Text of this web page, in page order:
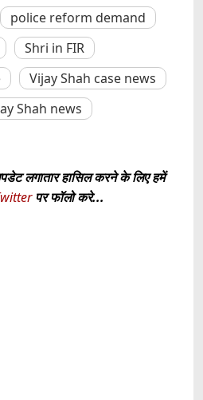
police reform demand
Shri in FIR
Vijay Shah case news
Shah news
लगातार हासिल करने के लिए हमें
पर फॉलो करे...